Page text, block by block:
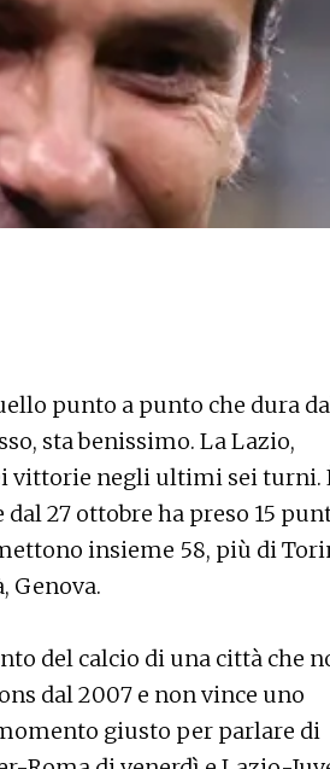
punto a punto che dura
sta benissimo. La Lazio,
vittorie negli ultimi sei turni.
dal 27 ottobre ha preso 15
insieme 58, più di
Genova.
del calcio di una città che
dal 2007 e non vince uno
giusto per parlare di